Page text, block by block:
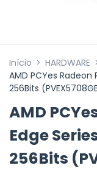
Início > HARDWARE
AMD PCYes Radeon
256Bits
AMD
Edge
256Bits